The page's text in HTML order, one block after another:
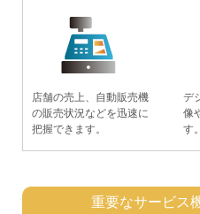
店舗の売上、自動販売機
の販売状況などを迅速に
把握できます。
デ
像
す
重要なサービス